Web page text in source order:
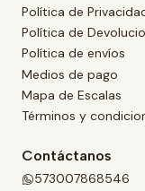
Política de
Política de
Política de envíos
Medios de pago
Mapa de Escalas
Términos y
Contáctanos
573007868546